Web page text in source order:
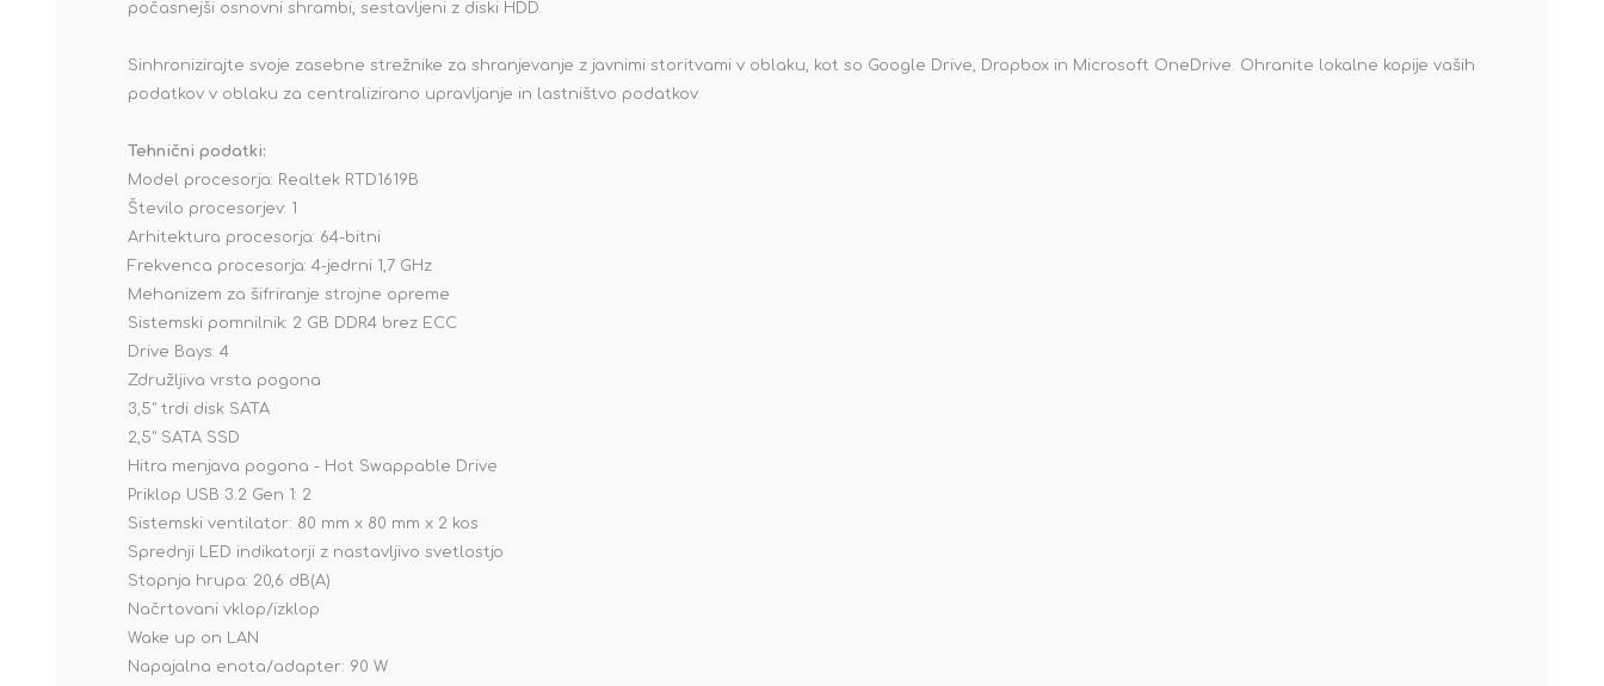
počasnejši osnovni shrambi, sestavljeni z diski HDD.
Sinhronizirajte svoje zasebne strežnike za shranjevanje z javnimi storitvami v oblaku, kot so Google Drive, Dropbox in Microsoft OneDrive. Ohranite lokalne kopije vaših
podatkov v oblaku za centralizirano upravljanje in lastništvo podatkov.
Tehnični podatki:
Model procesorja: Realtek RTD1619B
Število procesorjev: 1
Arhitektura procesorja: 64-bitni
Frekvenca procesorja: 4-jedrni 1,7 GHz
Mehanizem za šifriranje strojne opreme
Sistemski pomnilnik: 2 GB DDR4 brez ECC
Drive Bays: 4
Združljiva vrsta pogona
3,5" trdi disk SATA
2,5" SATA SSD
Hitra menjava pogona - Hot Swappable Drive
Priklop USB 3.2 Gen 1: 2
Sistemski ventilator: 80 mm x 80 mm x 2 kos
Sprednji LED indikatorji z nastavljivo svetlostjo
Stopnja hrupa: 20,6 dB(A)
Načrtovani vklop/izklop
Wake up on LAN
Napajalna enota/adapter: 90 W